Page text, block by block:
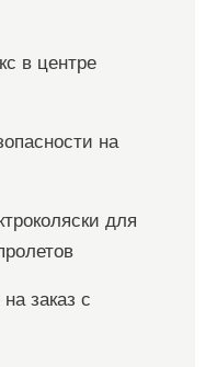
в центре
на
для
заказ с